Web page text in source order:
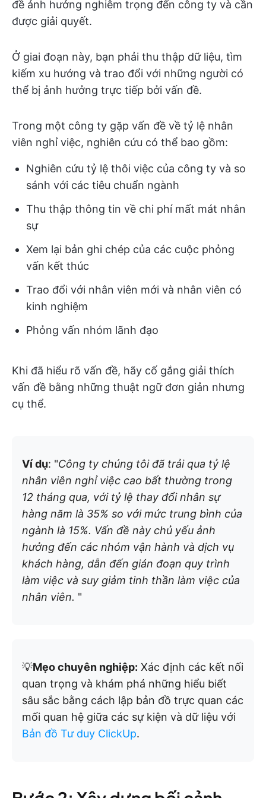
đề ảnh hưởng nghiêm trọng đến công ty và cần
được giải quyết.
Ở giai đoạn này, bạn phải thu thập dữ liệu, tìm
kiếm xu hướng và trao đổi với những người có
thể bị ảnh hưởng trực tiếp bởi vấn đề.
Trong một công ty gặp vấn đề về tỷ lệ nhân
viên nghỉ việc, nghiên cứu có thể bao gồm:
Nghiên cứu tỷ lệ thôi việc của công ty và so
sánh với các tiêu chuẩn ngành
Thu thập thông tin về chi phí mất mát nhân
sự
Xem lại bản ghi chép của các cuộc phỏng
vấn kết thúc
Trao đổi với nhân viên mới và nhân viên có
kinh nghiệm
Phỏng vấn nhóm lãnh đạo
Khi đã hiểu rõ vấn đề, hãy cố gắng giải thích
vấn đề bằng những thuật ngữ đơn giản nhưng
cụ thể.
Ví dụ: "Công ty chúng tôi đã trải qua tỷ lệ
nhân viên nghỉ việc cao bất thường trong
12 tháng qua, với tỷ lệ thay đổi nhân sự
hàng năm là 35% so với mức trung bình của
ngành là 15%. Vấn đề này chủ yếu ảnh
hưởng đến các nhóm vận hành và dịch vụ
khách hàng, dẫn đến gián đoạn quy trình
làm việc và suy giảm tinh thần làm việc của
nhân viên. "
💡Mẹo chuyên nghiệp: Xác định các kết nối
quan trọng và khám phá những hiểu biết
sâu sắc bằng cách lập bản đồ trực quan các
mối quan hệ giữa các sự kiện và dữ liệu với
Bản đồ Tư duy ClickUp.